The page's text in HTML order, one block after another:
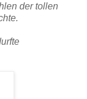
der tollen